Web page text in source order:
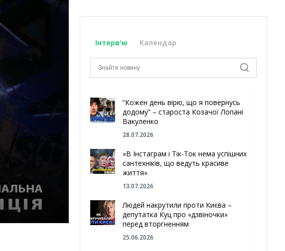
Інтерв'ю Календар
“Кожен день вірю, що я повернусь
додому” – староста Козачої Лопані
Вакуленко
28.07.2026
«В Інстаграм і Тік-Ток нема успішних
сантехніків, що ведуть красиве
життя»
13.07.2026
Людей накрутили проти Києва –
депутатка Куц про «дзвіночки»
перед вторгненням
25.06.2026